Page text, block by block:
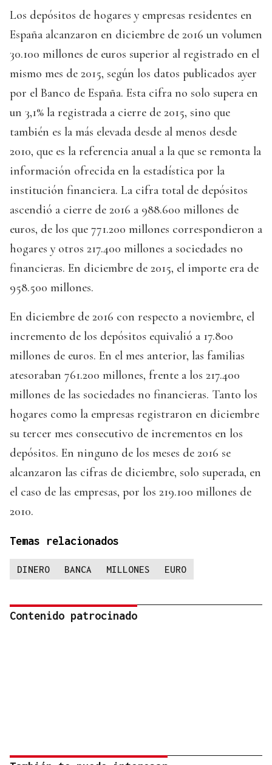
Los depósitos de hogares y empresas residentes en
España alcanzaron en diciembre de 2016 un volumen
30.100 millones de euros superior al registrado en el
mismo mes de 2015, según los datos publicados ayer
por el Banco de España. Esta cifra no solo supera en
un 3,1% la registrada a cierre de 2015, sino que
también es la más elevada desde al menos desde
2010, que es la referencia anual a la que se remonta la
información ofrecida en la estadística por la
institución financiera. La cifra total de depósitos
ascendió a cierre de 2016 a 988.600 millones de
euros, de los que 771.200 millones correspondieron a
hogares y otros 217.400 millones a sociedades no
financieras. En diciembre de 2015, el importe era de
958.500 millones.
En diciembre de 2016 con respecto a noviembre, el
incremento de los depósitos equivalió a 17.800
millones de euros. En el mes anterior, las familias
atesoraban 761.200 millones, frente a los 217.400
millones de las sociedades no financieras. Tanto los
hogares como la empresas registraron en diciembre
su tercer mes consecutivo de incrementos en los
depósitos. En ninguno de los meses de 2016 se
alcanzaron las cifras de diciembre, solo superada, en
el caso de las empresas, por los 219.100 millones de
2010.
Temas relacionados
DINERO BANCA MILLONES EURO
Contenido patrocinado